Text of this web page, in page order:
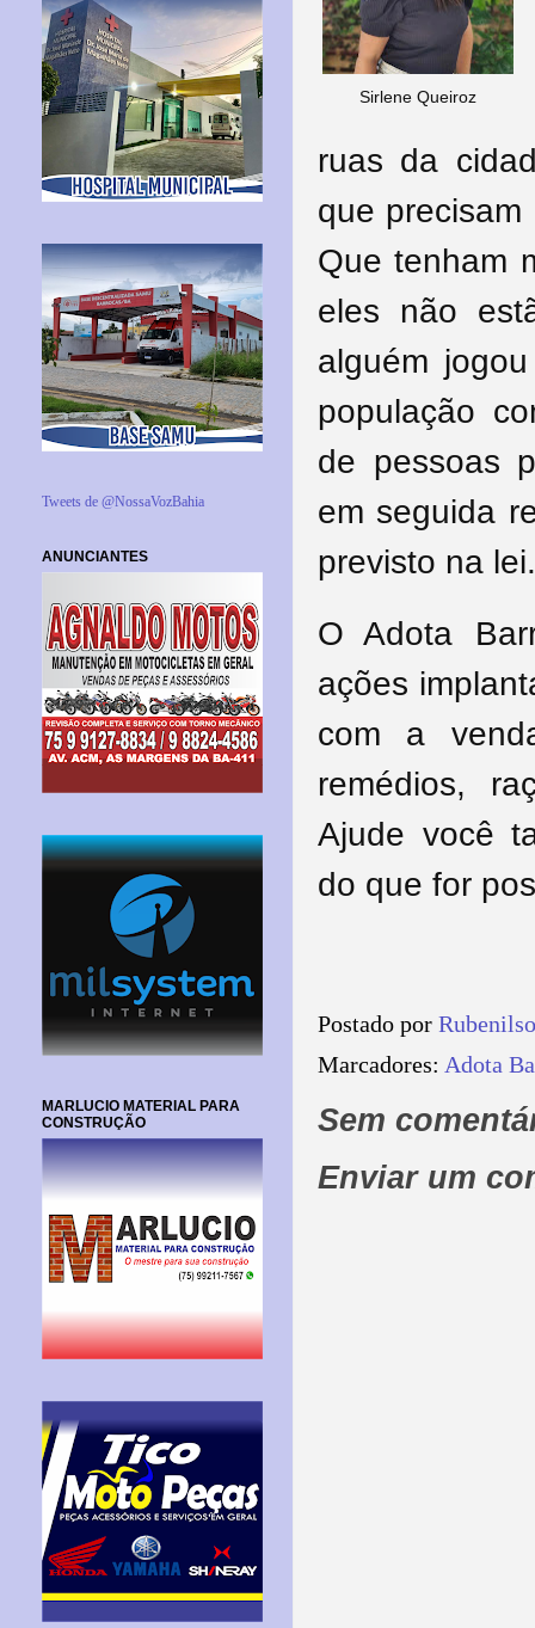
Sirlene Queiroz
ruas da
que
Que tenham
eles não
alguém
população
de pessoas
em seguida
previsto na lei.
O Adota
ações
com a
remédios,
Ajude você
do que for
Postado por
Marcadores: Adota
Sem
Enviar um
Tweets de @NossaVozBahia
ANUNCIANTES
MARLUCIO MATERIAL PARA
CONSTRUÇÃO